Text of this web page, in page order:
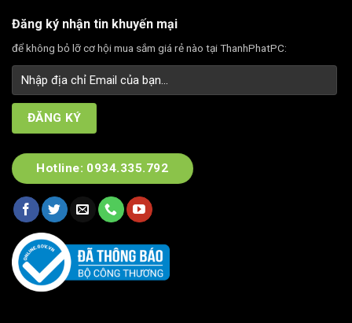
Đăng ký nhận tin khuyến mại
để không bỏ lỡ cơ hội mua sắm giá rẻ nào tại ThanhPhatPC:
Hotline: 0934.335.792